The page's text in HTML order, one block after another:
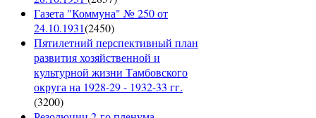
Газета "Коммуна" № 250 от
24.10.1931(2450)
Пятилетний перспективный план
развития хозяйственной и
культурной жизни Тамбовского
округа на 1928-29 - 1932-33 гг.
(3200)